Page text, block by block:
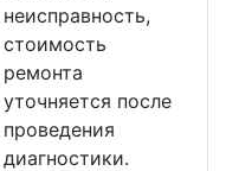
неисправность,
стоимость
ремонта
уточняется после
проведения
диагностики.